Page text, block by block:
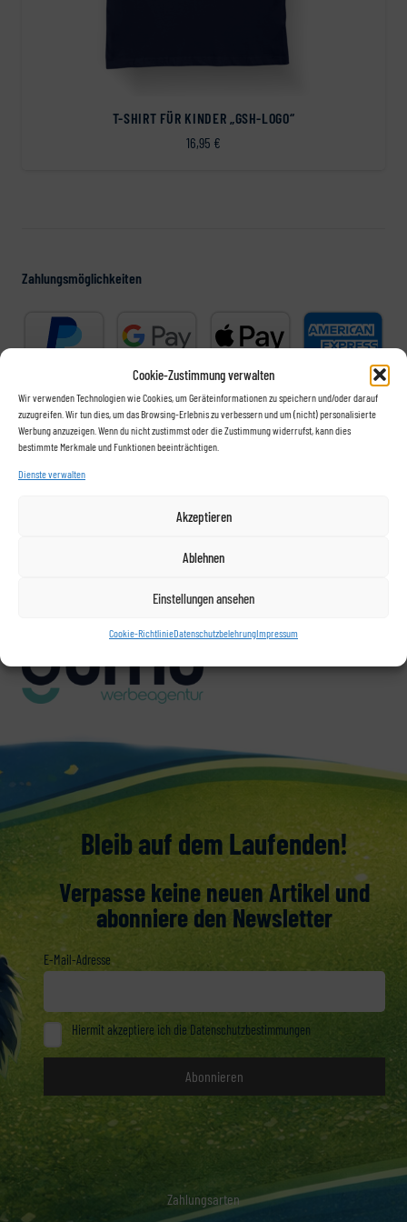
Cookie-Zustimmung verwalten
Wir verwenden Technologien wie Cookies, um Geräteinformationen zu speichern und/oder darauf
zuzugreifen. Wir tun dies, um das Browsing-Erlebnis zu verbessern und um (nicht) personalisierte
Werbung anzuzeigen. Wenn du nicht zustimmst oder die Zustimmung widerrufst, kann dies
bestimmte Merkmale und Funktionen beeinträchtigen.
Dienste verwalten
Akzeptieren
Ablehnen
Einstellungen ansehen
Cookie-RichtlinieDatenschutzbelehrungImpressum
T-SHIRT FÜR KINDER „GSH-LOGO“
16,95 €
Zahlungsmöglichkeiten
Versanddienstleister
Bleib auf dem Laufenden!
Verpasse keine neuen Artikel und
abonniere den Newsletter
E-Mail-Adresse
Hiermit akzeptiere ich die Datenschutzbestimmungen
Zahlungsarten